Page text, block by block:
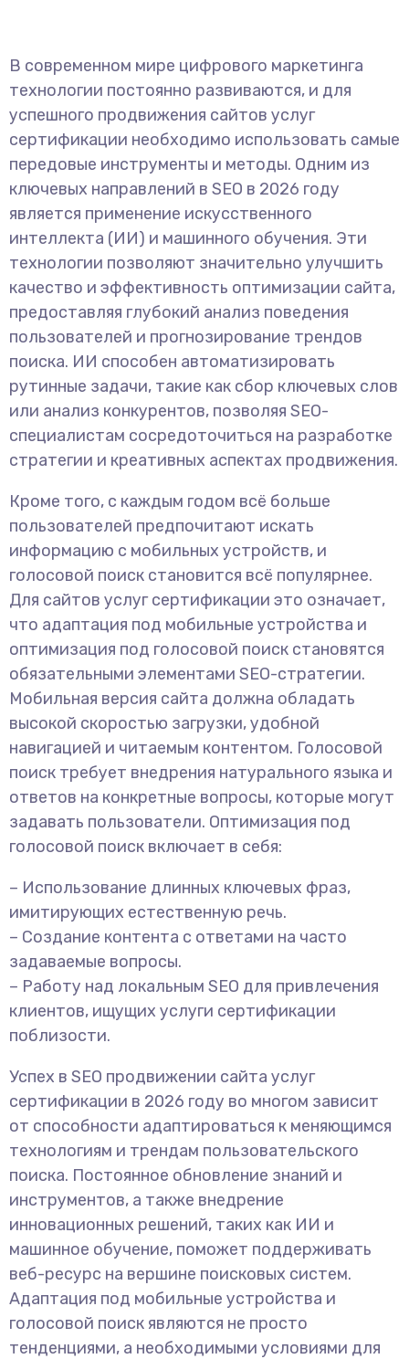
В современном мире цифрового маркетинга
технологии постоянно развиваются, и для
успешного продвижения сайтов услуг
сертификации необходимо использовать самые
передовые инструменты и методы. Одним из
ключевых направлений в SEO в 2026 году
является применение искусственного
интеллекта (ИИ) и машинного обучения. Эти
технологии позволяют значительно улучшить
качество и эффективность оптимизации сайта,
предоставляя глубокий анализ поведения
пользователей и прогнозирование трендов
поиска. ИИ способен автоматизировать
рутинные задачи, такие как сбор ключевых слов
или анализ конкурентов, позволяя SEO-
специалистам сосредоточиться на разработке
стратегии и креативных аспектах продвижения.
Кроме того, с каждым годом всё больше
пользователей предпочитают искать
информацию с мобильных устройств, и
голосовой поиск становится всё популярнее.
Для сайтов услуг сертификации это означает,
что адаптация под мобильные устройства и
оптимизация под голосовой поиск становятся
обязательными элементами SEO-стратегии.
Мобильная версия сайта должна обладать
высокой скоростью загрузки, удобной
навигацией и читаемым контентом. Голосовой
поиск требует внедрения натурального языка и
ответов на конкретные вопросы, которые могут
задавать пользователи. Оптимизация под
голосовой поиск включает в себя:
– Использование длинных ключевых фраз,
имитирующих естественную речь.
– Создание контента с ответами на часто
задаваемые вопросы.
– Работу над локальным SEO для привлечения
клиентов, ищущих услуги сертификации
поблизости.
Успех в SEO продвижении сайта услуг
сертификации в 2026 году во многом зависит
от способности адаптироваться к меняющимся
технологиям и трендам пользовательского
поиска. Постоянное обновление знаний и
инструментов, а также внедрение
инновационных решений, таких как ИИ и
машинное обучение, поможет поддерживать
веб-ресурс на вершине поисковых систем.
Адаптация под мобильные устройства и
голосовой поиск являются не просто
тенденциями, а необходимыми условиями для